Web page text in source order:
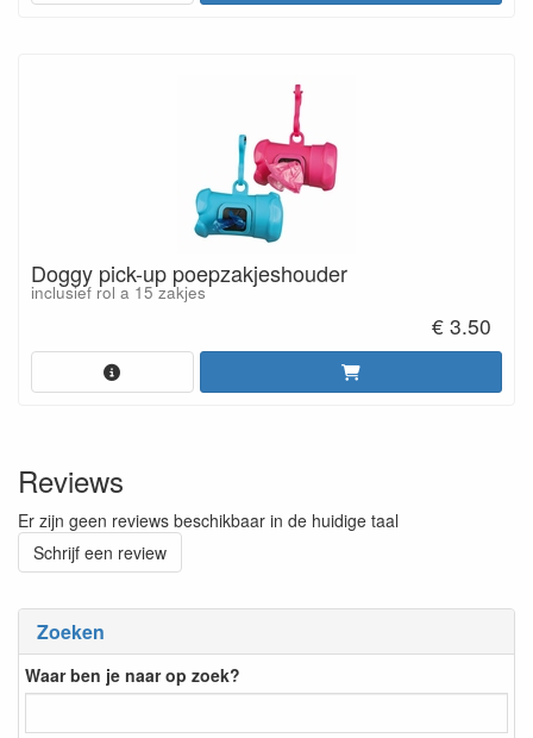
Zoeken
Waar ben je naar op zoek?
Doggy pick-up poepzakjeshouder
inclusief rol a 15 zakjes
€ 3.50
Reviews
Er zijn geen reviews beschikbaar in de huidige taal
Schrijf een review